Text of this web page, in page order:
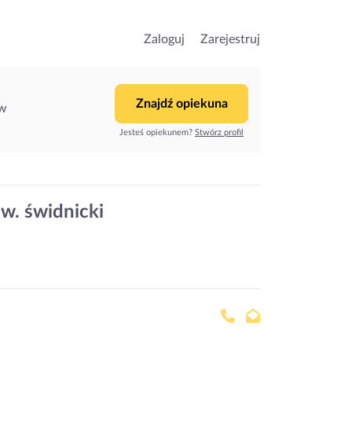
Zaloguj Zarejestruj
Znajdź opiekuna
Jesteś opiekunem? Stwórz profil
świdnicki